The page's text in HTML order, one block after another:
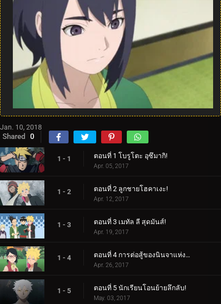
Jan. 10, 2018
Shared 0
1 - 1 ตอนที่ 1 โบรูโตะ อุซึมากิ!
Apr. 05, 2017
1 - 2 ตอนที่ 2 ลูกชายโฮคาเงะ!
Apr. 12, 2017
1 - 3 ตอนที่ 3 เมทัล ลี สุดมันส์!
Apr. 19, 2017
1 - 4 ตอนที่ 4 การต่อสู้ของนินจาแห่งเพศ!
Apr. 26, 2017
1 - 5 ตอนที่ 5 นักเรียนโอนย้ายลึกลับ!
May. 03, 2017